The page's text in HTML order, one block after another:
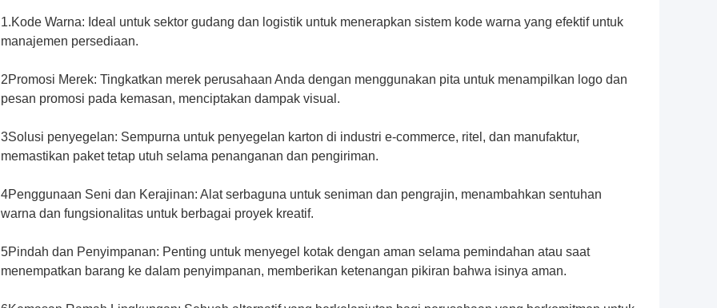
1.Kode Warna: Ideal untuk sektor gudang dan logistik untuk menerapkan sistem kode warna yang efektif untuk
manajemen persediaan.
2Promosi Merek: Tingkatkan merek perusahaan Anda dengan menggunakan pita untuk menampilkan logo dan
pesan promosi pada kemasan, menciptakan dampak visual.
3Solusi penyegelan: Sempurna untuk penyegelan karton di industri e-commerce, ritel, dan manufaktur,
memastikan paket tetap utuh selama penanganan dan pengiriman.
4Penggunaan Seni dan Kerajinan: Alat serbaguna untuk seniman dan pengrajin, menambahkan sentuhan
warna dan fungsionalitas untuk berbagai proyek kreatif.
5Pindah dan Penyimpanan: Penting untuk menyegel kotak dengan aman selama pemindahan atau saat
menempatkan barang ke dalam penyimpanan, memberikan ketenangan pikiran bahwa isinya aman.